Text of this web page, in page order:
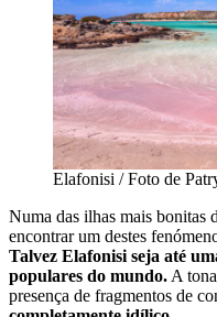
Elafonisi / Foto de
Numa das ilhas mais bonitas
encontrar um destes
Talvez Elafonisi seja até
populares do mundo. A
presença de fragmentos de